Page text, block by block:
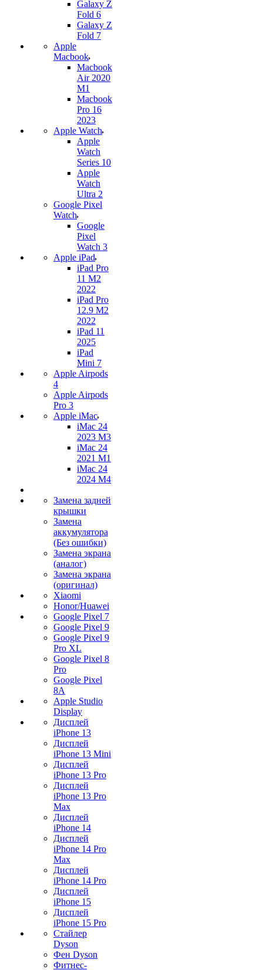
Galaxy Z
Fold 6
Galaxy Z
Fold 7
Apple
Macbook
Macbook
Air 2020
M1
Macbook
Pro 16
2023
Apple Watch
Apple
Watch
Series 10
Apple
Watch
Ultra 2
Google Pixel
Watch
Google
Pixel
Watch 3
Apple iPad
iPad Pro
11 M2
2022
iPad Pro
12.9 M2
2022
iPad 11
2025
iPad
Mini 7
Apple Airpods
4
Apple Airpods
Pro 3
Apple iMac
iMac 24
2023 M3
iMac 24
2021 M1
iMac 24
2024 M4
Замена задней
крышки
Замена
аккумулятора
(Без ошибки)
Замена экрана
(аналог)
Замена экрана
(оригинал)
Xiaomi
Honor/Huawei
Google Pixel 7
Google Pixel 9
Google Pixel 9
Pro XL
Google Pixel 8
Pro
Google Pixel
8A
Apple Studio
Display
Дисплей
iPhone 13
Дисплей
iPhone 13 Mini
Дисплей
iPhone 13 Pro
Дисплей
iPhone 13 Pro
Max
Дисплей
iPhone 14
Дисплей
iPhone 14 Pro
Max
Дисплей
iPhone 14 Pro
Дисплей
iPhone 15
Дисплей
iPhone 15 Pro
Стайлер
Dyson
Фен Dyson
Фитнес-